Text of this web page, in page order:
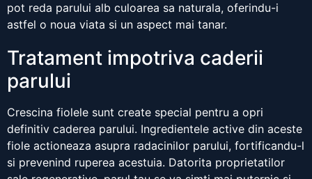
pot reda parului alb culoarea sa naturala, oferindu-i
astfel o noua viata si un aspect mai tanar.
Tratament impotriva caderii
parului
Crescina fiolele sunt create special pentru a opri
definitiv caderea parului. Ingredientele active din aceste
fiole actioneaza asupra radacinilor parului, fortificandu-l
si prevenind ruperea acestuia. Datorita proprietatilor